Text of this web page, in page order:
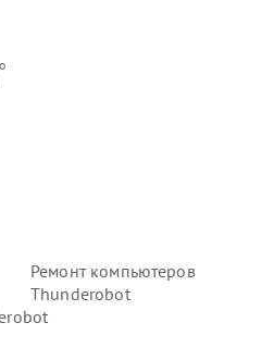
Ремонт компьютеров
Thunderobot